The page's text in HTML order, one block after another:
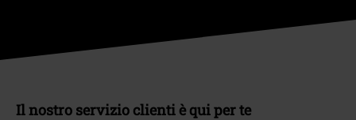
Il nostro servizio clienti è qui per te